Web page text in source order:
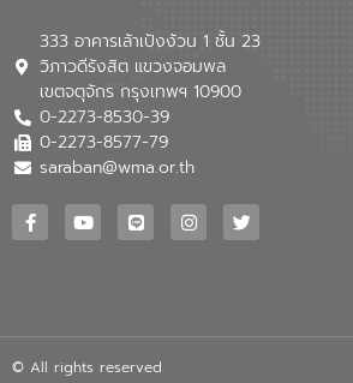
333 อาคารเล้าเป้งง้วน 1 ชั้น 23
วิภาวดีรังสิต แขวงจอมพล
เขตจตุจักร กรุงเทพฯ 10900
0-2273-8530-39
0-2273-8577-79
saraban@wma.or.th
© All rights reserved